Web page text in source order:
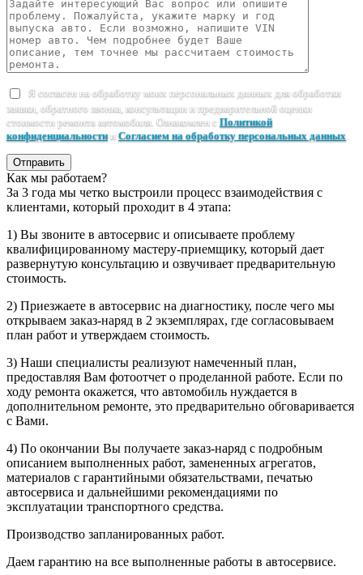
Я согласен на обработку моих персональных данных для обработки
заявки, обратного звонка, консультации и предварительной оценки
стоимости ремонта автомобиля. Ознакомлен с Политикой
конфиденциальностии Согласием на обработку персональных данных
Отправить
Как мы работаем?
За 3 года мы четко выстроили процесс взаимодействия с
клиентами, который проходит в 4 этапа:
1) Вы звоните в автосервис и описываете проблему
квалифицированному мастеру-приемщику, который дает
развернутую консультацию и озвучивает предварительную
стоимость.
2) Приезжаете в автосервис на диагностику, после чего мы
открываем заказ-наряд в 2 экземплярах, где согласовываем
план работ и утверждаем стоимость.
3) Наши специалисты реализуют намеченный план,
предоставляя Вам фотоотчет о проделанной работе. Если по
ходу ремонта окажется, что автомобиль нуждается в
дополнительном ремонте, это предварительно обговаривается
с Вами.
4) По окончании Вы получаете заказ-наряд с подробным
описанием выполненных работ, замененных агрегатов,
материалов с гарантийными обязательствами, печатью
автосервиса и дальнейшими рекомендациями по
эксплуатации транспортного средства.
Производство запланированных работ.
Даем гарантию на все выполненные работы в автосервисе.